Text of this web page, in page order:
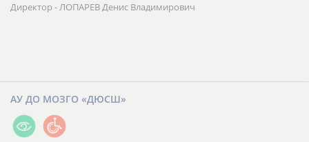
Директор - ЛОПАРЕВ Денис Владимирович
АУ ДО МОЗГО «ДЮСШ»